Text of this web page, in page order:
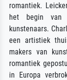
romantiek.
het begin van
kunstenaars.
een artistiek
makers van
romantiek
in Europa